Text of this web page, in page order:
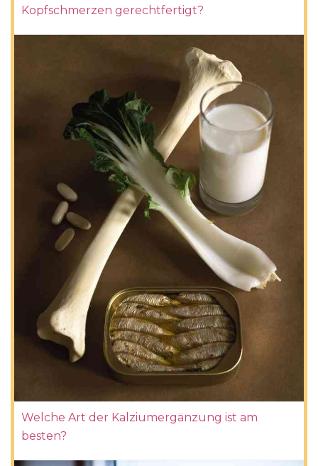
Kopfschmerzen gerechtfertigt?
Welche Art der Kalziumergänzung ist am
besten?